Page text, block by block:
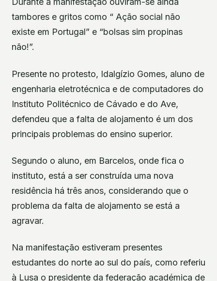
tambores e gritos como “ Ação social não
existe em Portugal” e “bolsas sim propinas
não!”.
Presente no protesto, Idalgízio Gomes, aluno de
engenharia eletrotécnica e de computadores do
Instituto Politécnico de Cávado e do Ave,
defendeu que a falta de alojamento é um dos
principais problemas do ensino superior.
Segundo o aluno, em Barcelos, onde fica o
instituto, está a ser construída uma nova
residência há três anos, considerando que o
problema da falta de alojamento se está a
agravar.
Na manifestação estiveram presentes
estudantes do norte ao sul do país, como referiu
à Lusa o presidente da federação académica de